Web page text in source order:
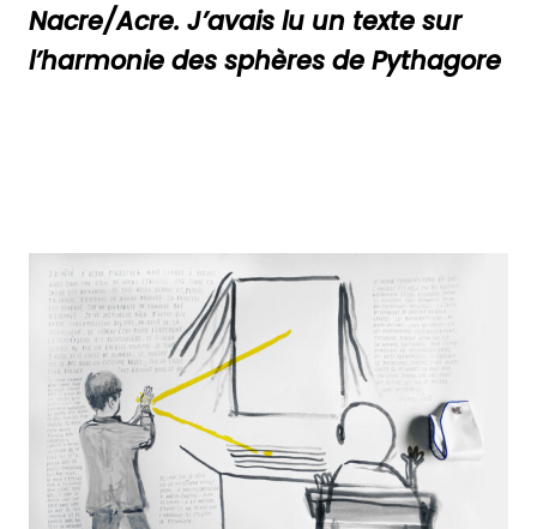
Nacre/Acre. J’avais lu un texte sur
l’harmonie des sphères de Pythagore